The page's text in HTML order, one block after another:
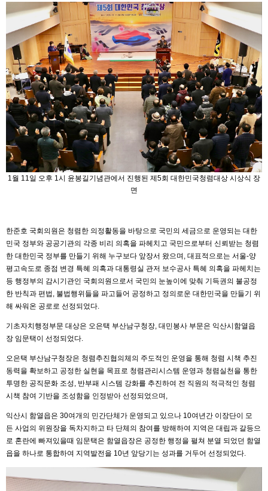
1월 11일 오후 1시 윤봉길기념관에서 진행된 제5회 대한민국청렴대상 시상식 장
면
한준호 국회의원은 청렴한 의정활동을 바탕으로 국민의 세금으로 운영되는 대한
민국 정부와 공공기관의 각종 비리 의혹을 파헤치고 국민으로부터 신뢰받는 청렴
한 대한민국 정부를 만들기 위해 누구보다 앞장서 왔으며, 대표적으로는 서울-양
평고속도로 종점 변경 특혜 의혹과 대통령실 관저 보수공사 특혜 의혹을 파헤치는
등 행정부의 감시기관인 국회의원으로서 국민의 눈높이에 맞춰 기득권의 불공정
한 반칙과 편법, 불법행위들을 파고들어 공정하고 정의로운 대한민국을 만들기 위
해 싸워온 공로로 선정되었다.
기초자치행정부문 대상은 오은택 부산남구청장, 대민봉사 부문은 익산시함열읍
장 임문택이 선정되었다.
오은택 부산남구청장은 청렴추진협의체의 주도적인 운영을 통해 청렴 시책 추진
동력을 확보하고 공정한 실현을 목표로 청렴관리시스템 운영과 청렴실천을 통한
투명한 공직문화 조성, 반부패 시스템 강화를 추진하여 전 직원의 적극적인 청렴
시책 참여 기반을 조성함을 인정받아 선정되었으며,
익산시 함열읍은 30여개의 민간단체가 운영되고 있으나 10여년간 이장단이 모
든 사업의 위원장을 독차지하고 타 단체의 참여를 방해하여 지역은 대립과 갈등으
로 혼란에 빠져있을때 임문택은 함열읍장은 공정한 행정을 펼쳐 분열 되었던 함열
읍을 하나로 통합하여 지역발전을 10년 앞당기는 성과를 거두어 선정되었다.